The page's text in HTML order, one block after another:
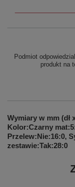
1500 BLACK
materiału,
chroni przed
modelu
wolnostojąca
produkt o
poszukujesz
łazienki na
Podmiot
produkt na
Wymiary w mm (dł
Kolor:Czarny
Przelew:Nie:16:0,
zestawie:Tak:28:0